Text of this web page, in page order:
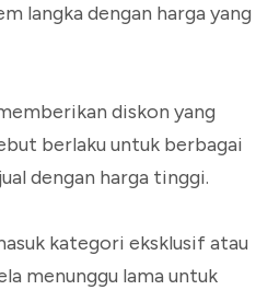
langka dengan harga yang
diskon yang
berlaku untuk berbagai
dengan harga tinggi.
kategori eksklusif atau
menunggu lama untuk